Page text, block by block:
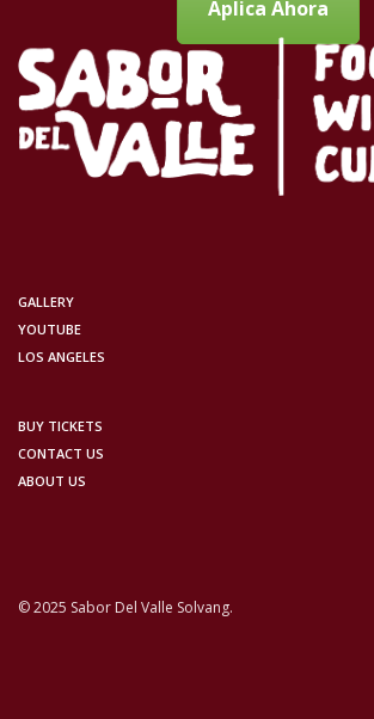
Aplica Ahora
GALLERY
YOUTUBE
LOS ANGELES
BUY TICKETS
CONTACT US
ABOUT US
© 2025 Sabor Del Valle Solvang.